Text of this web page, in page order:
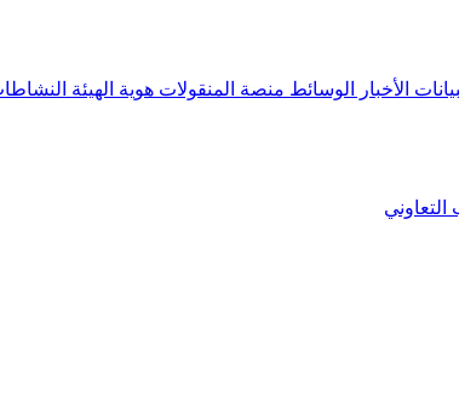
الأخبار الوسائط منصة المنقولات هوية الهيئة
التعاوني